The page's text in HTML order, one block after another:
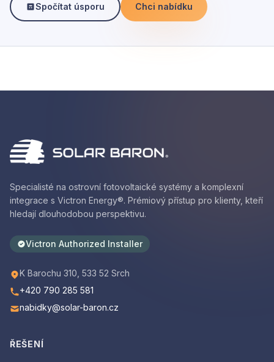
Spočítat úsporu Chci nabídku
Specialisté na ostrovní fotovoltaické systémy a komplexní
integrace s Victron Energy®. Prémiový přístup pro klienty, kteří
hledají dlouhodobou perspektivu.
Victron Authorized Installer
K Barochu 310, 533 52 Srch
+420 790 285 581
nabidky@solar-baron.cz
ŘEŠENÍ